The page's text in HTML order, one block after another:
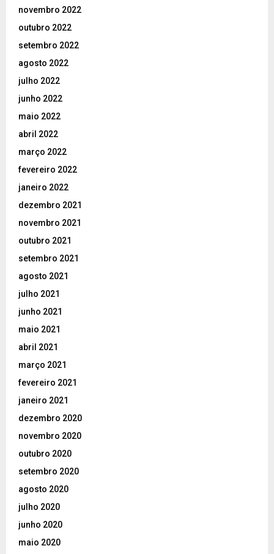
novembro 2022
outubro 2022
setembro 2022
agosto 2022
julho 2022
junho 2022
maio 2022
abril 2022
março 2022
fevereiro 2022
janeiro 2022
dezembro 2021
novembro 2021
outubro 2021
setembro 2021
agosto 2021
julho 2021
junho 2021
maio 2021
abril 2021
março 2021
fevereiro 2021
janeiro 2021
dezembro 2020
novembro 2020
outubro 2020
setembro 2020
agosto 2020
julho 2020
junho 2020
maio 2020